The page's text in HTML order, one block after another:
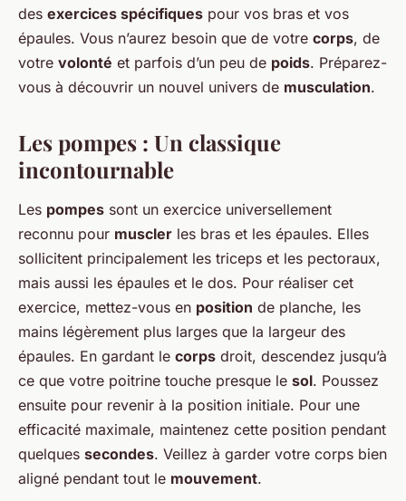
des exercices spécifiques pour vos bras et vos
épaules. Vous n’aurez besoin que de votre corps, de
votre volonté et parfois d’un peu de poids. Préparez-
vous à découvrir un nouvel univers de musculation.
Les pompes : Un classique
incontournable
Les pompes sont un exercice universellement
reconnu pour muscler les bras et les épaules. Elles
sollicitent principalement les triceps et les pectoraux,
mais aussi les épaules et le dos. Pour réaliser cet
exercice, mettez-vous en position de planche, les
mains légèrement plus larges que la largeur des
épaules. En gardant le corps droit, descendez jusqu’à
ce que votre poitrine touche presque le sol. Poussez
ensuite pour revenir à la position initiale. Pour une
efficacité maximale, maintenez cette position pendant
quelques secondes. Veillez à garder votre corps bien
aligné pendant tout le mouvement.